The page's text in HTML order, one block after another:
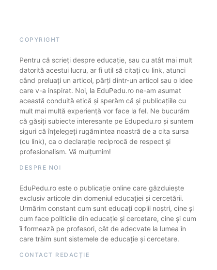
COPYRIGHT
Pentru că scrieți despre educație, sau cu atât mai mult
datorită acestui lucru, ar fi util să citați cu link, atunci
când preluați un articol, părți dintr-un articol sau o idee
care v-a inspirat. Noi, la EduPedu.ro ne-am asumat
această conduită etică și sperăm că și publicațiile cu
mult mai multă experiență vor face la fel. Ne bucurăm
că găsiți subiecte interesante pe Edupedu.ro și suntem
siguri că înțelegeți rugămintea noastră de a cita sursa
(cu link), ca o declarație reciprocă de respect și
profesionalism. Vă mulțumim!
DESPRE NOI
EduPedu.ro este o publicație online care găzduiește
exclusiv articole din domeniul educației și cercetării.
Urmărim constant cum sunt educați copiii noștri, cine și
cum face politicile din educație și cercetare, cine și cum
îi formează pe profesori, cât de adecvate la lumea în
care trăim sunt sistemele de educație și cercetare.
CONTACT REDACȚIE